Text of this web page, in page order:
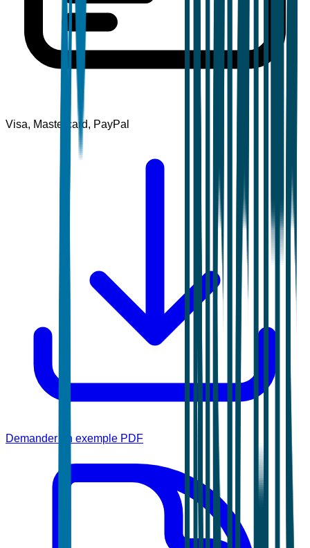
Visa, Mastercard, PayPal
Demander un exemple PDF